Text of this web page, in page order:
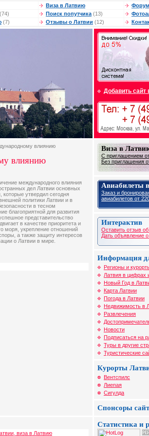
Виза в Латвию
(74) Поиск попутчика (13)
(7) Отзывы о Латвии (12)
Добавить сайт
влиянию
влиянию
международного влияния
дел Латвии основных
утвердил сегодня
политики Латвии и в
в тесном
благоприятной для развития
представительство
в качестве приоритета и
моря, укрепление отношений
а также защиту интересов
о Латвии в мире.
Виза в
С приглашением
Без приглашения
Авиабилеты
Заказ и
авиабилетов от
Интерактив
Оставить отзыв
Дать объявление
Информация
Регионы и
Латвия в цифрах
Новый Год в
Карта Латвии
Погода в Латвии
Недвижимость в
Развлечения
Новости
Подписаться на
Туры в другие
Туристические
Курорты
Вентспилс
Лиепая
Сигулда
Спонсоры
виза в Латвию
Статистика и